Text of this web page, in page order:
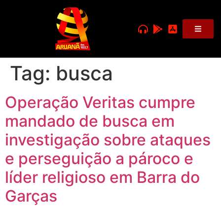
Tag: busca
Operação Veritas cumpre
mandado de busca em
investigação sobre ataques
e perseguição a pároco e
líder religioso em Barra do
Garças